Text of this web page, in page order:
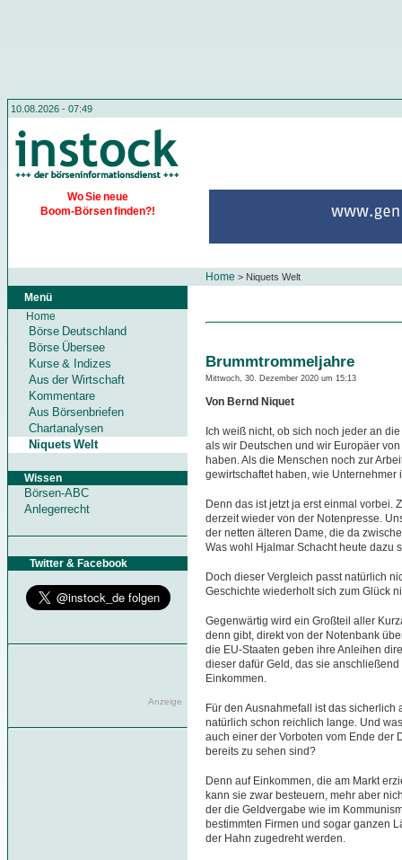
10.08.2026 - 07:49
Wo Sie neue
Boom-Börsen finden?!
Home > Niquets Welt
Menü
Home
Börse Deutschland
Börse Übersee
Kurse & Indizes
Aus der Wirtschaft
Kommentare
Aus Börsenbriefen
Chartanalysen
Niquets Welt
Wissen
Börsen-ABC
Anlegerrecht
Twitter & Facebook
Anzeige
Brummtrommeljahre
Mittwoch, 30. Dezember 2020 um 15:13
Von Bernd Niquet
Ich weiß nicht, ob sich noch jeder an
als wir Deutschen und wir Europäer
haben. Als die Menschen noch zur
gewirtschaftet haben, wie Unternehmer
Denn das ist jetzt ja erst einmal vorbei.
derzeit wieder von der Notenpresse.
der netten älteren Dame, die da
Was wohl Hjalmar Schacht heute dazu
Doch dieser Vergleich passt natürlich
Geschichte wiederholt sich zum Glück
Gegenwärtig wird ein Großteil aller
denn gibt, direkt von der Notenbank
die EU-Staaten geben ihre Anleihen
dieser dafür Geld, das sie
Einkommen.
Für den Ausnahmefall ist das
natürlich schon reichlich lange. Und
auch einer der Vorboten vom Ende der
bereits zu sehen sind?
Denn auf Einkommen, die am Markt
kann sie zwar besteuern, mehr aber
der die Geldvergabe wie im
bestimmten Firmen und sogar ganzen
der Hahn zugedreht werden.